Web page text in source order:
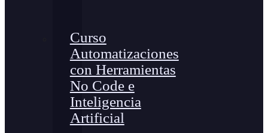
Curso
Automatizaciones
con Herramientas
No Code e
Inteligencia
Artificial